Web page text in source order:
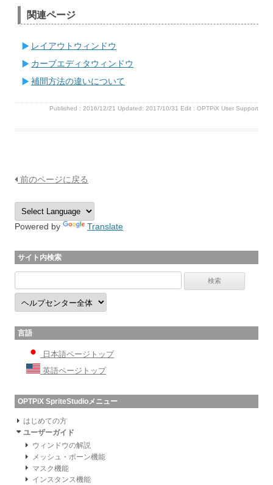
関連ページ
レイアウトウィンドウ
カーブエディタウィンドウ
補間方法の違いについて
Published : 2016/12/21 Updated: 2017/10/31 Edit : OPTPiX User Support
前のページに戻る
Powered by Translate
サイト内検索
言語
日本語ページトップ
英語ページトップ
OPTPiX SpriteStudioメニュー
はじめての方
ユーザーガイド
ウィンドウの解説
メッシュ・ボーン機能
マスク機能
インスタンス機能